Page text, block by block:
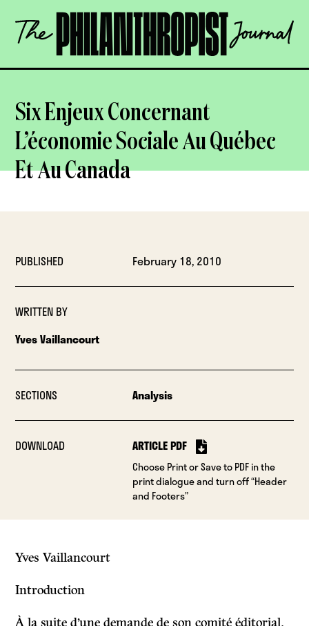
content
The
Philanthropist
OPEN
Six Enjeux Concernant
L’économie Sociale Au Québec
Et Au Canada
PUBLISHED February 18, 2010
WRITTEN BY
Yves Vaillancourt
SECTIONS Analysis
DOWNLOAD ARTICLE PDF
Choose Print or Save to PDF in the
print dialogue and turn off “Header
and Footers”
Yves Vaillancourt
Introduction
À la suite d’une demande de son comité éditorial,